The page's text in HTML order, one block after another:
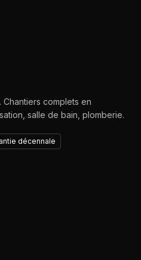
Chantiers complets en
salle de bain, plomberie.
décennale